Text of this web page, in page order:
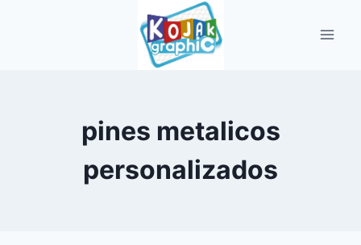
pines metalicos
personalizados